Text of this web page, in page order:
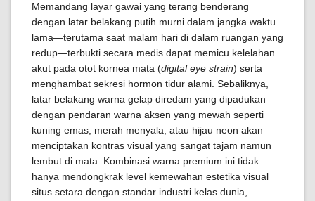
Memandang layar gawai yang terang benderang
dengan latar belakang putih murni dalam jangka waktu
lama—terutama saat malam hari di dalam ruangan yang
redup—terbukti secara medis dapat memicu kelelahan
akut pada otot kornea mata (digital eye strain) serta
menghambat sekresi hormon tidur alami. Sebaliknya,
latar belakang warna gelap diredam yang dipadukan
dengan pendaran warna aksen yang mewah seperti
kuning emas, merah menyala, atau hijau neon akan
menciptakan kontras visual yang sangat tajam namun
lembut di mata. Kombinasi warna premium ini tidak
hanya mendongkrak level kemewahan estetika visual
situs setara dengan standar industri kelas dunia,